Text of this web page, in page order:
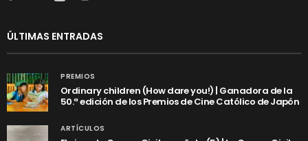
ÚLTIMAS ENTRADAS
PREMIOS
Ordinary children (How dare you!) | Ganadora de la
50.ª edición de los Premios de Cine Católico de Japón
ARTÍCULOS